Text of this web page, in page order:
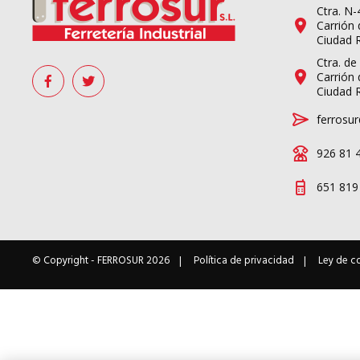
Ctra.
Carrión
Ciudad
Ctra.
Carrión
Ciudad
926 81
651
© Copyright -FERROSUR2026 Política de privacidad Ley de